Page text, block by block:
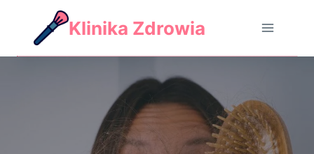
content
Klinika Zdrowia